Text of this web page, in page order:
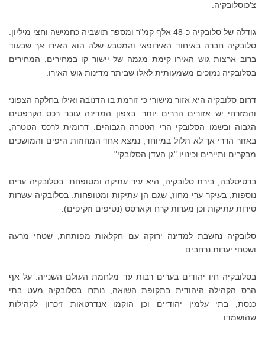
צ'כוסלובקיה.
גודלה של סלובקיה כ-48 אלף קמ"ר ומספר תושביה כחמישה וחצי מיליון.
סלובקיה חברה באיחוד האירופאי והמטבע שלה הוא האירו אך שבעוד
ברוב ארצות גוש האירו קימת מגמה של יישור קו במחירים, המחירים
בסלובקיה נמוכים משמעותית לאלו שביתר מדינות גוש האירו.
דרום סלובקיה היא אזור מישורי כי זורמת בו הדנובה ואילו בחלקה הצפוני
והמזרחי יש אזורים הררים יותר. בצפון המדינה עובר רכס הקרפטים
הגבוה ובשמו הסלובקי הרי הטטרה הגבוהים. דרומית לרכס הטטרה,
באזור הררי אך לא תלול במיוחד, נמצא אחד המחוזות היפים והמושכים
מבקרים ותיירים וכינויו "גן העדן הסלובקי".
ברטיסלבה, בירת סלובקיה, היא עיר עתיקה ומטופחת. בסלובקיה ערים
נוספות, בעיקר ערי מחוז, שגם הן עתיקות ומטופחות. בסלובקיה עשרות
טירות עתיקות וכן מערות קרח וקארסט (נטיפים וזקיפים).
סלובקיה נחשבת למדינה ירוקה עם חקלאות מפותחת, שטחי מרעה
ושטחי יערות נרחבים.
בסלובקיה חיו יהודים בערים רבות עד מלחמת העולם השנייה. על אף
הרס הקהילה היהודית בתקופת השואה, נותרו בסלובקיה מעט בתי
כנסת, בתי עלמין יהודיים וכן הוקמו אנדרטאות זיכרון לקהילות
שהושמדו.